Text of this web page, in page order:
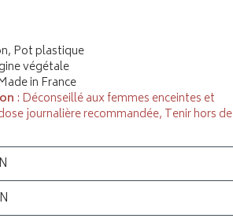
Pot plastique
végétale
in France
: Déconseillé aux femmes enceintes et
journalière recommandée, Tenir hors de